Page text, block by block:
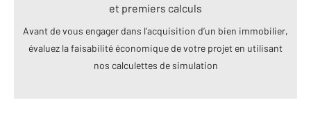
et premiers calculs
Avant de vous engager dans l’acquisition d’un bien immobilier,
évaluez la faisabilité économique de votre projet en utilisant
nos calculettes de simulation